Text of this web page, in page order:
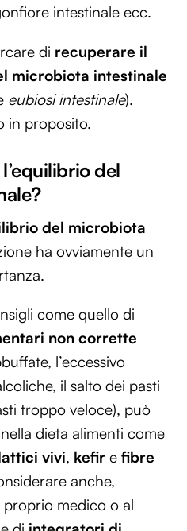
intestinale ecc.
di recuperare il
microbiota intestinale
eubiosi intestinale).
in proposito.
del
del microbiota
ha ovviamente un
come quello di
non corrette
l’eccessivo
il salto dei pasti
troppo veloce), può
dieta alimenti come
vivi, kefir e fibre
anche,
medico o al